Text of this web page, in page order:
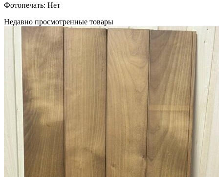
Фотопечать: Нет
Недавно просмотренные товары